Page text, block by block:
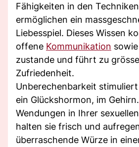
Fähigkeiten in den
ermöglichen ein
Liebesspiel. Dieses Wissen
offene Kommunikation
zustande und führt zu
Zufriedenheit.
Unberechenbarkeit
ein Glückshormon, im
Wendungen in Ihrer sexuellen
halten sie frisch und
überraschende Würze in